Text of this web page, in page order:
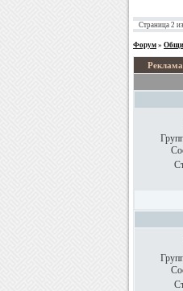
Страница 2 из
Форум »